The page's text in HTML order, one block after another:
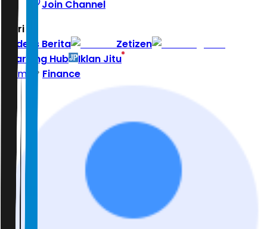
Join Channel
Hari ini
Indeks Berita
Zetizen
Learning Hub
Iklan Jitu
Home
Finance